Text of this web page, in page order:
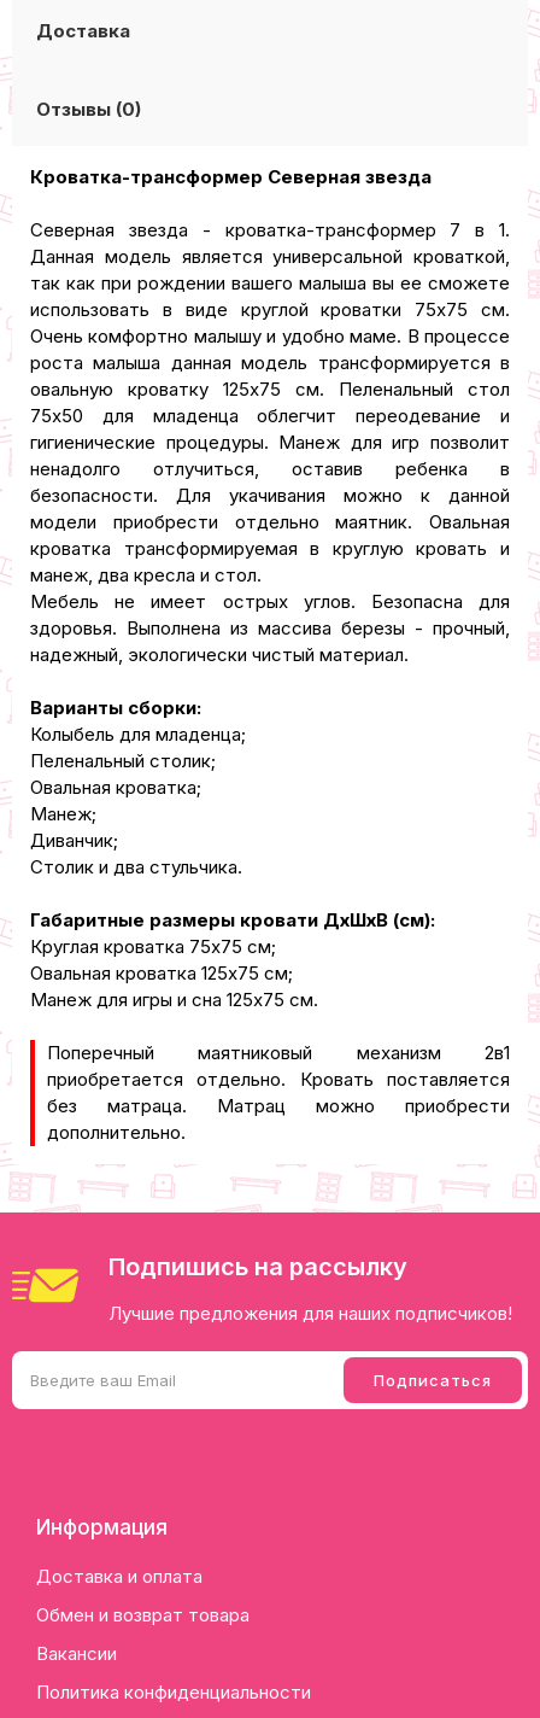
Доставка
Отзывы (0)
Кроватка-трансформер Северная звезда
Северная звезда - кроватка-трансформер 7 в 1.
Данная модель является универсальной кроваткой,
так как при рождении вашего малыша вы ее сможете
использовать в виде круглой кроватки 75x75 см.
Очень комфортно малышу и удобно маме. В процессе
роста малыша данная модель трансформируется в
овальную кроватку 125x75 см. Пеленальный стол
75x50 для младенца облегчит переодевание и
гигиенические процедуры. Манеж для игр позволит
ненадолго отлучиться, оставив ребенка в
безопасности. Для укачивания можно к данной
модели приобрести отдельно маятник. Овальная
кроватка трансформируемая в круглую кровать и
манеж, два кресла и стол.
Мебель не имеет острых углов. Безопасна для
здоровья. Выполнена из массива березы - прочный,
надежный, экологически чистый материал.
Варианты сборки:
Колыбель для младенца;
Пеленальный столик;
Овальная кроватка;
Манеж;
Диванчик;
Столик и два стульчика.
Габаритные размеры кровати ДxШxВ (см):
Круглая кроватка 75x75 см;
Овальная кроватка 125x75 см;
Манеж для игры и сна 125x75 см.
Поперечный маятниковый механизм 2в1
приобретается отдельно. Кровать поставляется
без матраца. Матрац можно приобрести
дополнительно.
Подпишись на рассылку
Лучшие предложения для наших подписчиков!
Информация
Доставка и оплата
Обмен и возврат товара
Вакансии
Политика конфиденциальности